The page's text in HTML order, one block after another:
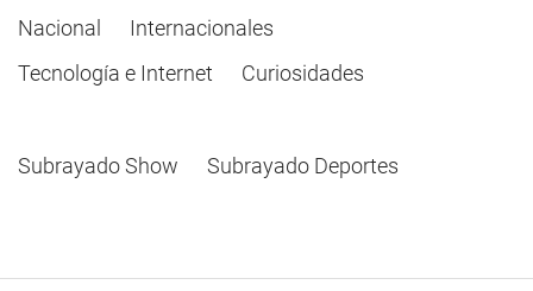
Nacional
Internacionales
Tecnología e Internet
Curiosidades
Subrayado Show Subrayado Deportes